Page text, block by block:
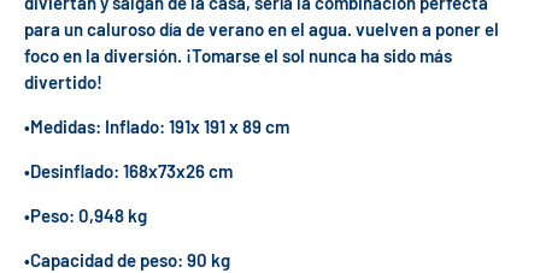
para un caluroso día de verano en el agua. vuelven a poner el
foco en la diversión. ¡Tomarse el sol nunca ha sido más
divertido!
•Medidas: Inflado: 191x 191 x 89 cm
•Desinflado: 168x73x26 cm
•Peso: 0,948 kg
•Capacidad de peso: 90 kg